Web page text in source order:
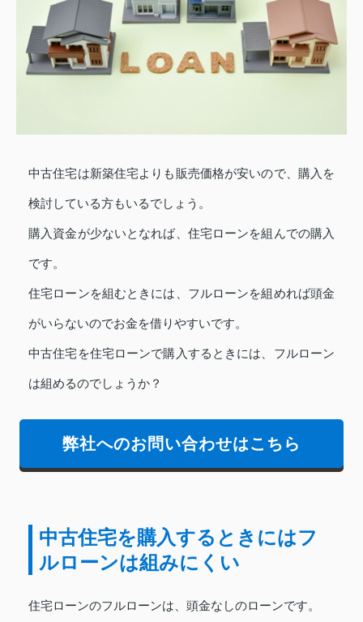
中古住宅は新築住宅よりも販売価格が安いので、購入を
検討している方もいるでしょう。
購入資金が少ないとなれば、住宅ローンを組んでの購入
です。
住宅ローンを組むときには、フルローンを組めれば頭金
がいらないのでお金を借りやすいです。
中古住宅を住宅ローンで購入するときには、フルローン
は組めるのでしょうか？
弊社へのお問い合わせはこちら
中古住宅を購入するときにはフ
ルローンは組みにくい
住宅ローンのフルローンは、頭金なしのローンです。